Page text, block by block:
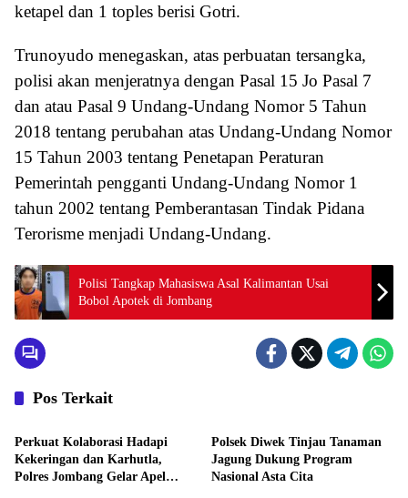
ketapel dan 1 toples berisi Gotri.
Trunoyudo menegaskan, atas perbuatan tersangka,
polisi akan menjeratnya dengan Pasal 15 Jo Pasal 7
dan atau Pasal 9 Undang-Undang Nomor 5 Tahun
2018 tentang perubahan atas Undang-Undang Nomor
15 Tahun 2003 tentang Penetapan Peraturan
Pemerintah pengganti Undang-Undang Nomor 1
tahun 2002 tentang Pemberantasan Tindak Pidana
Terorisme menjadi Undang-Undang.
Polisi Tangkap Mahasiswa Asal Kalimantan Usai
Bobol Apotek di Jombang
Pos Terkait
Aktivitas
Perkuat Kolaborasi Hadapi
Kekeringan dan Karhutla,
Polres Jombang Gelar Apel
Polsek Diwek Tinjau Tanaman
Jagung Dukung Program
Nasional Asta Cita
Aktivitas Aktivitas